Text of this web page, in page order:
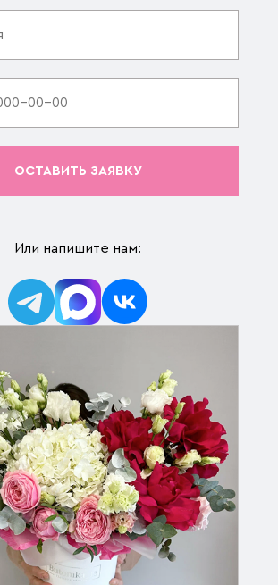
ОСТАВИТЬ ЗАЯВКУ
Или напишите нам: